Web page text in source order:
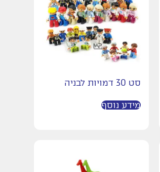
סט 30 דמויות לבניה
מידע נוסף